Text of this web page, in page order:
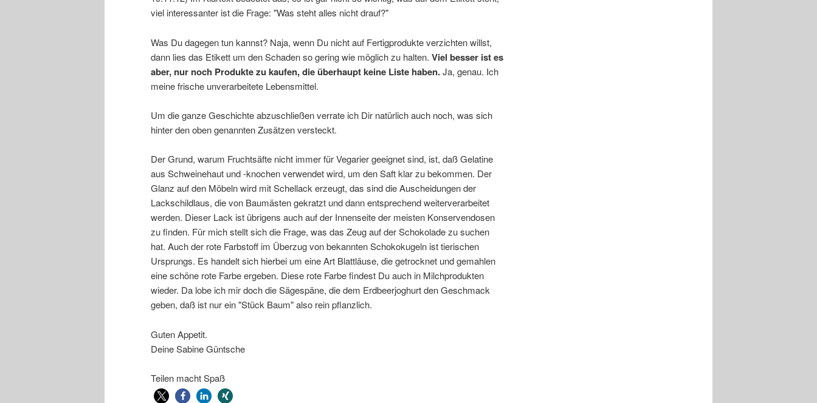
viel interessanter ist die Frage: "Was steht alles nicht drauf?"
Was Du dagegen tun kannst? Naja, wenn Du nicht auf Fertigprodukte verzichten willst,
dann lies das Etikett um den Schaden so gering wie möglich zu halten. Viel besser ist es
aber, nur noch Produkte zu kaufen, die überhaupt keine Liste haben.Ja, genau. Ich
meine frische unverarbeitete Lebensmittel.
Um die ganze Geschichte abzuschließen verrate ich Dir natürlich auch noch, was sich
hinter den oben genannten Zusätzen versteckt.
Der Grund, warum Fruchtsäfte nicht immer für Vegarier geeignet sind, ist, daß Gelatine
aus Schweinehaut und -knochen verwendet wird, um den Saft klar zu bekommen. Der
Glanz auf den Möbeln wird mit Schellack erzeugt, das sind die Auscheidungen der
Lackschildlaus, die von Baumästen gekratzt und dann entsprechend weiterverarbeitet
werden. Dieser Lack ist übrigens auch auf der Innenseite der meisten Konservendosen
zu finden. Für mich stellt sich die Frage, was das Zeug auf der Schokolade zu suchen
hat. Auch der rote Farbstoff im Überzug von bekannten Schokokugeln ist tierischen
Ursprungs. Es handelt sich hierbei um eine Art Blattläuse, die getrocknet und gemahlen
eine schöne rote Farbe ergeben. Diese rote Farbe findest Du auch in Milchprodukten
wieder. Da lobe ich mir doch die Sägespäne, die dem Erdbeerjoghurt den Geschmack
geben, daß ist nur ein "Stück Baum" also rein pflanzlich.
Guten Appetit.
Deine Sabine Güntsche
Teilen macht Spaß